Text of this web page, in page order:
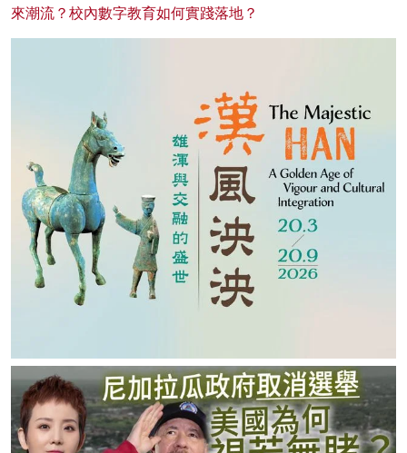
來潮流？校內數字教育如何實踐落地？